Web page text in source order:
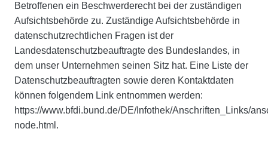
Betroffenen ein Beschwerderecht bei der zuständigen
Aufsichtsbehörde zu. Zuständige Aufsichtsbehörde in
datenschutzrechtlichen Fragen ist der
Landesdatenschutzbeauftragte des Bundeslandes, in
dem unser Unternehmen seinen Sitz hat. Eine Liste der
Datenschutzbeauftragten sowie deren Kontaktdaten
können folgendem Link entnommen werden:
https://www.bfdi.bund.de/DE/Infothek/Anschriften_Links/
node.html.